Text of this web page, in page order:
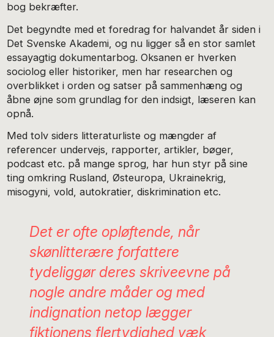
bog bekræfter.
Det begyndte med et foredrag for halvandet år siden i
Det Svenske Akademi, og nu ligger så en stor samlet
essayagtig dokumentarbog. Oksanen er hverken
sociolog eller historiker, men har researchen og
overblikket i orden og satser på sammenhæng og
åbne øjne som grundlag for den indsigt, læseren kan
opnå.
Med tolv siders litteraturliste og mængder af
referencer undervejs, rapporter, artikler, bøger,
podcast etc. på mange sprog, har hun styr på sine
ting omkring Rusland, Østeuropa, Ukrainekrig,
misogyni, vold, autokratier, diskrimination etc.
Det er ofte opløftende, når
skønlitterære forfattere
tydeliggør deres skriveevne på
nogle andre måder og med
indignation netop lægger
fiktionens flertydighed væk